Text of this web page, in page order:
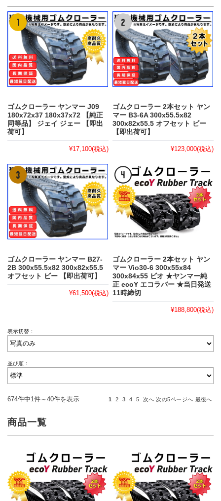
ゴムクローラー ヤンマー J09
180x72x37 180x37x72 【純正
同等品】 ジェイ ジェー 【即出
荷可】
¥17,100(税込)
ゴムクローラー 2本セット ヤン
マー B3-6A 300x55.5x82
300x82x55.5 オフセット ビー
【即出荷可】
¥123,000(税込)
ゴムクローラー ヤンマー B27-
2B 300x55.5x82 300x82x55.5
オフセット ビー 【即出荷可】
¥61,500(税込)
ゴムクローラー 2本セット ヤン
マー Vio30-6 300x55x84
300x84x55 ビオ ★ヤンマー純
正 ecoY エコラバー ★当日発送
11時締切
¥188,800(税込)
表示切替：
並び順：
674件中1件～40件を表示 1 2 3 4 5 次へ 次の5ページへ 最後へ
商品一覧